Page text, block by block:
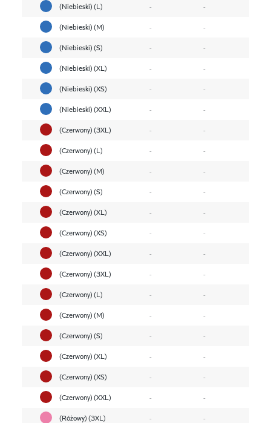
(Niebieski) (L)
-
-
(Niebieski) (M)
-
-
(Niebieski) (S)
-
-
(Niebieski) (XL)
-
-
(Niebieski) (XS)
-
-
(Niebieski) (XXL)
-
-
(Czerwony) (3XL)
-
-
(Czerwony) (L)
-
-
(Czerwony) (M)
-
-
(Czerwony) (S)
-
-
(Czerwony) (XL)
-
-
(Czerwony) (XS)
-
-
(Czerwony) (XXL)
-
-
(Czerwony) (3XL)
-
-
(Czerwony) (L)
-
-
(Czerwony) (M)
-
-
(Czerwony) (S)
-
-
(Czerwony) (XL)
-
-
(Czerwony) (XS)
-
-
(Czerwony) (XXL)
-
-
(Różowy) (3XL)
-
-